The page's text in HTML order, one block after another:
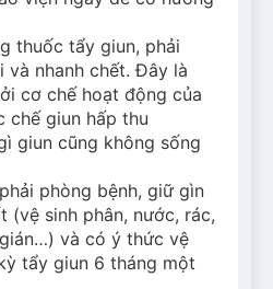
thuốc tẩy giun, phải
và nhanh chết. Đây là
cơ chế hoạt động của
chế giun hấp thu
giun cũng không sống
phòng bệnh, giữ gìn
(vệ sinh phân, nước, rác,
và có ý thức vệ
tẩy giun 6 tháng một